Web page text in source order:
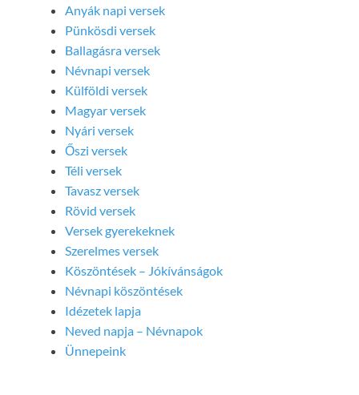
Anyák napi versek
Pünkösdi versek
Ballagásra versek
Névnapi versek
Külföldi versek
Magyar versek
Nyári versek
Őszi versek
Téli versek
Tavasz versek
Rövid versek
Versek gyerekeknek
Szerelmes versek
Köszöntések – Jókívánságok
Névnapi köszöntések
Idézetek lapja
Neved napja – Névnapok
Ünnepeink